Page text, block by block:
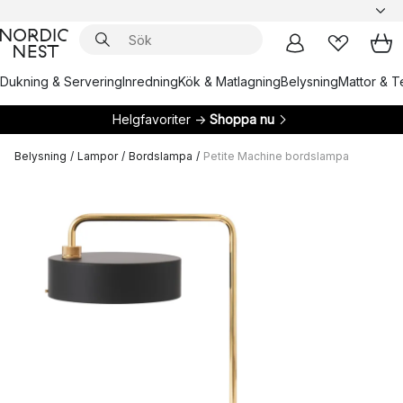
Dukning & ServeringInredningKök & MatlagningBelysningMattor &
Helgfavoriter → Shoppa nu
Belysning / Lampor / Bordslampa / Petite Machine bordslampa